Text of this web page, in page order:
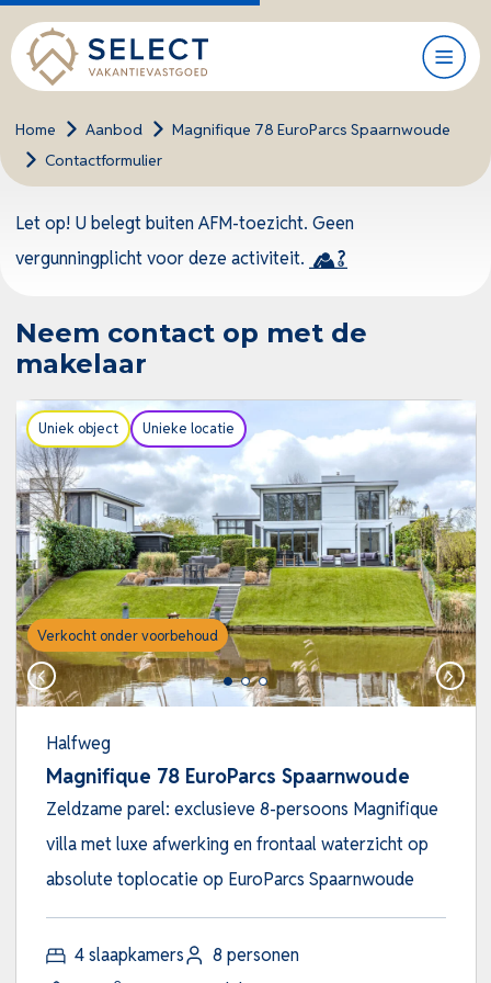
Home > Aanbod > Magnifique 78 EuroParcs Spaarnwoude
> Contactformulier
Let op! U belegt buiten AFM-toezicht. Geen
vergunningplicht voor deze activiteit.
Neem contact op met de
makelaar
Uniek object Unieke locatie
Verkocht onder voorbehoud
Halfweg
Magnifique 78 EuroParcs Spaarnwoude
Zeldzame parel: exclusieve 8-persoons Magnifique
villa met luxe afwerking en frontaal waterzicht op
absolute toplocatie op EuroParcs Spaarnwoude
4 slaapkamers
8 personen